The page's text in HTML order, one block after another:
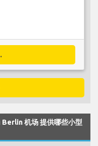
机场 提供哪些小型